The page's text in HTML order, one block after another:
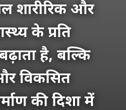
शारीरिक और
के प्रति
है, बल्कि
विकसित
की दिशा में